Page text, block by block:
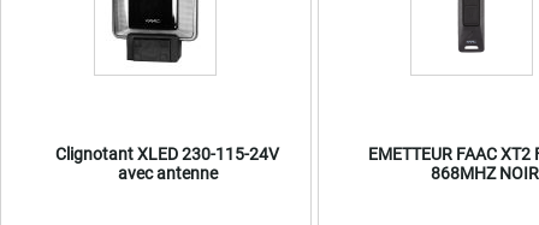
Clignotant XLED 230-115-24V
avec antenne
EMETTEUR FAAC XT2
868MHZ NOIR